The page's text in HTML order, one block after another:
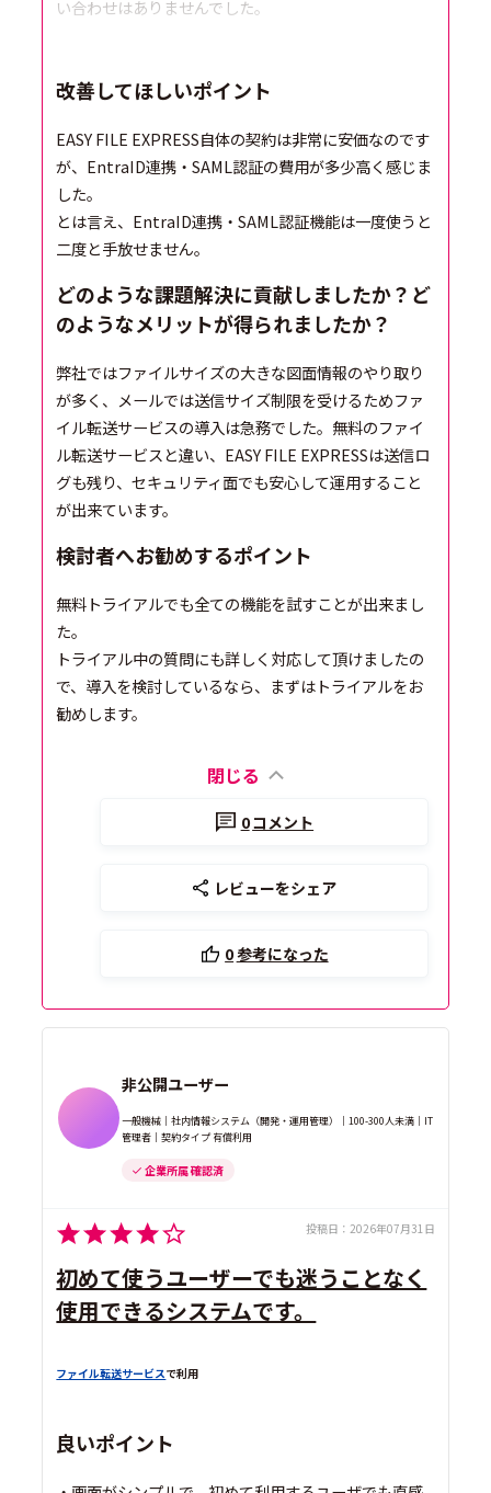
い合わせはありませんでした。
改善してほしいポイント
EASY FILE EXPRESS自体の契約は非常に安価なのです
が、EntraID連携・SAML認証の費用が多少高く感じま
した。
とは言え、EntraID連携・SAML認証機能は一度使うと
二度と手放せません。
どのような課題解決に貢献しましたか？ど
のようなメリットが得られましたか？
弊社ではファイルサイズの大きな図面情報のやり取り
が多く、メールでは送信サイズ制限を受けるためファ
イル転送サービスの導入は急務でした。無料のファイ
ル転送サービスと違い、EASY FILE EXPRESSは送信ロ
グも残り、セキュリティ面でも安心して運用すること
が出来ています。
検討者へお勧めするポイント
無料トライアルでも全ての機能を試すことが出来まし
た。
トライアル中の質問にも詳しく対応して頂けましたの
で、導入を検討しているなら、まずはトライアルをお
勧めします。
閉じる
0コメント
レビューをシェア
0参考になった
非公開ユーザー
一般機械｜社内情報システム（開発・運用管理）｜100-300人未満｜IT
管理者｜契約タイプ 有償利用
企業所属 確認済
投稿日： 2026年07月31日
初めて使うユーザーでも迷うことなく
使用できるシステムです。
ファイル転送サービスで利用
良いポイント